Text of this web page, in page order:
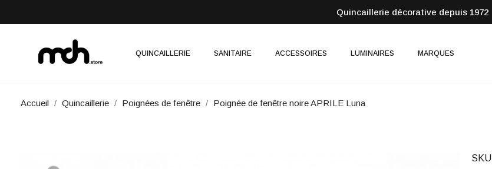
Quincaillerie décorative depuis 1972
QUINCAILLERIE SANITAIRE ACCESSOIRES LUMINAIRES MARQUES
Accueil Quincaillerie Poignées de fenêtre Poignée de fenêtre noire APRILE Luna
SKU